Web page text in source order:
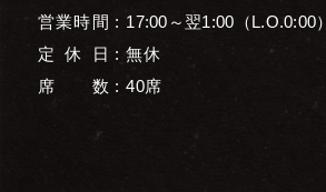
営業時間
17:00～翌1:00（L.O.0:00）
定休日
無休
席数
40席